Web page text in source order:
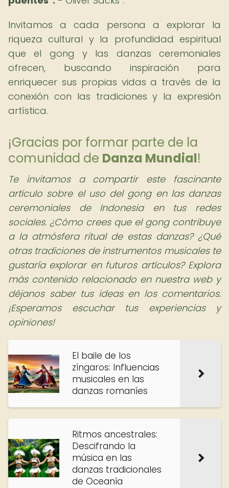
Invitamos a cada persona a explorar la
riqueza cultural y la profundidad espiritual
que el gong y las danzas ceremoniales
ofrecen, buscando inspiración para
enriquecer sus propias vidas a través de la
conexión con las tradiciones y la expresión
artística.
¡Gracias por formar parte de la
comunidad de Danza Mundial!
Te invitamos a compartir este fascinante
artículo sobre el uso del gong en las danzas
ceremoniales de Indonesia en tus redes
sociales. ¿Cómo crees que el gong contribuye
a la atmósfera ritual de estas danzas? ¿Qué
otras tradiciones de instrumentos musicales te
gustaría explorar en futuros artículos? Explora
más contenido relacionado en nuestra web y
déjanos saber tus ideas en los comentarios.
¡Esperamos escuchar tus experiencias y
opiniones!
El baile de los
zíngaros: Influencias
musicales en las
danzas romaníes
Ritmos ancestrales:
Descifrando la
música en las
danzas tradicionales
de Oceanía